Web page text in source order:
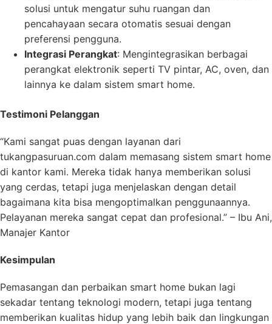
solusi untuk mengatur suhu ruangan dan
pencahayaan secara otomatis sesuai dengan
preferensi pengguna.
Integrasi Perangkat: Mengintegrasikan berbagai
perangkat elektronik seperti TV pintar, AC, oven, dan
lainnya ke dalam sistem smart home.
Testimoni Pelanggan
“Kami sangat puas dengan layanan dari
tukangpasuruan.com dalam memasang sistem smart home
di kantor kami. Mereka tidak hanya memberikan solusi
yang cerdas, tetapi juga menjelaskan dengan detail
bagaimana kita bisa mengoptimalkan penggunaannya.
Pelayanan mereka sangat cepat dan profesional.” – Ibu Ani,
Manajer Kantor
Kesimpulan
Pemasangan dan perbaikan smart home bukan lagi
sekadar tentang teknologi modern, tetapi juga tentang
memberikan kualitas hidup yang lebih baik dan lingkungan